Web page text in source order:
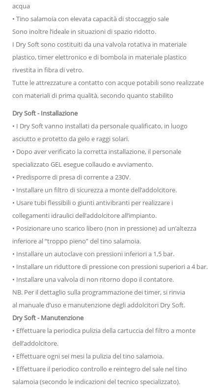
acqua
• Tino salamoia con elevata capacità di stoccaggio sale
Sono inoltre l’ideale in situazioni di spazio ridotto.
I Dry Soft sono costituiti da una valvola rotativa in materiale
plastico, timer elettronico e di bombola in materiale plastico
rivestita in fibra di vetro.
Tutte le attrezzature a contatto con acque potabili sono realizzate
con materiali di prima qualità, secondo quanto stabilito
Dry Soft - Installazione
• I Dry Soft vanno installati da personale qualificato, in luogo
asciutto e protetto da gelo e raggi solari.
• Dopo aver verificato la corretta installazione, il personale
specializzato GEL esegue collaudo e avviamento.
• Predisporre di presa di corrente a 230V.
• Installare un filtro di sicurezza a monte dell’addolcitore.
• Usare tubi flessibili o giunti antivibranti per realizzare i
collegamenti idraulici dell’addolcitore all’impianto.
• Posizionare uno scarico libero (non in pressione) ad un’altezza
inferiore al “troppo pieno” del tino salamoia.
• Installare un autoclave con pressioni inferiori a 1,5 bar.
• Installare un riduttore di pressione con pressioni superiori a 4 bar.
• Installare una valvola di non ritorno dopo il contatore.
NB. Per il dettaglio sulla programmazione dei timer, si rinvia
al manuale d’uso e manutenzione degli addolcitori Dry Soft.
Dry Soft - Manutenzione
• Effettuare la periodica pulizia della cartuccia del filtro a monte
dell’addolcitore.
• Effettuare ogni sei mesi la pulizia del tino salamoia.
• Effettuare il periodico controllo e reintegro del sale nel tino
salamoia (secondo le indicazioni del tecnico specializzato).